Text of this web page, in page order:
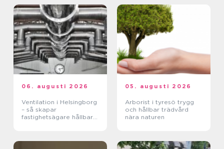
06. augusti 2026
Ventilation i Helsingborg
– så skapar
fastighetsägare hållbara
05. augusti 2026
Arborist i tyresö trygg
och hållbar trädvård
nära naturen